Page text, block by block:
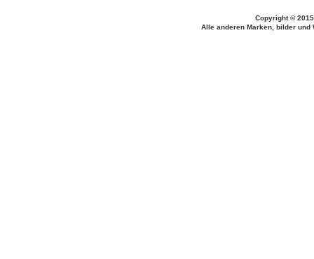
Copyright ©
Alle anderen Marken, bilder und